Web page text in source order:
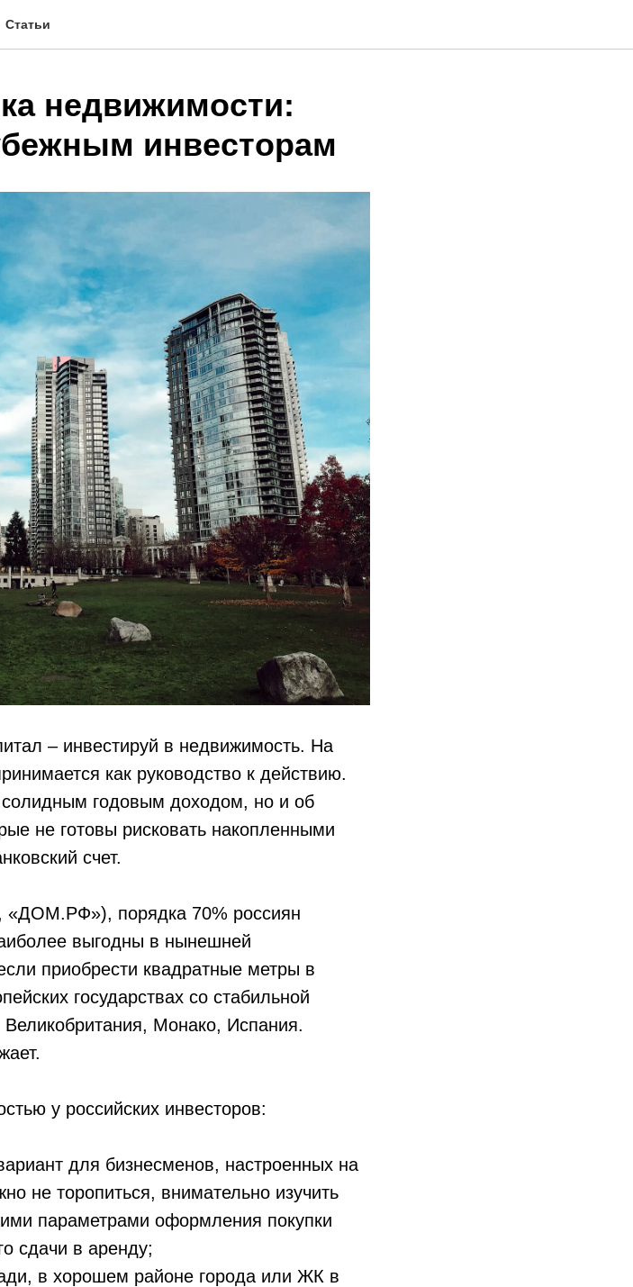
Статьи
недвижимости:
инвесторам
– инвестируй в недвижимость. На
как руководство к действию.
солидным годовым доходом, но и об
не готовы рисковать накопленными
счет.
порядка 70% россиян
выгодны в нынешней
приобрести квадратные метры в
государствах со стабильной
Монако, Испания.
у российских инвесторов:
для бизнесменов, настроенных на
не торопиться, внимательно изучить
параметрами оформления покупки
сдачи в аренду;
в хорошем районе города или ЖК в